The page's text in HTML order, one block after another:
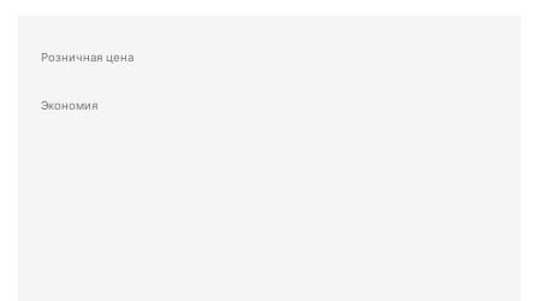
Розничная цена
Экономия